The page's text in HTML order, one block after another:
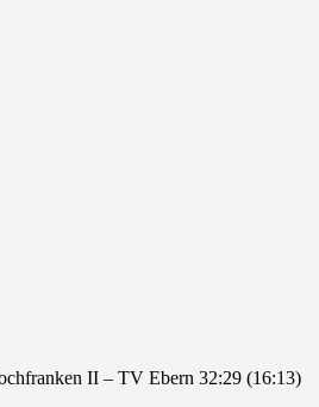
II – TV Ebern 32:29 (16:13)